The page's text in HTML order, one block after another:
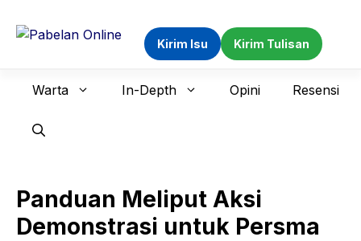
Kirim Isu Kirim Tulisan
Warta In-Depth Opini Resensi
Panduan Meliput Aksi
Demonstrasi untuk Persma